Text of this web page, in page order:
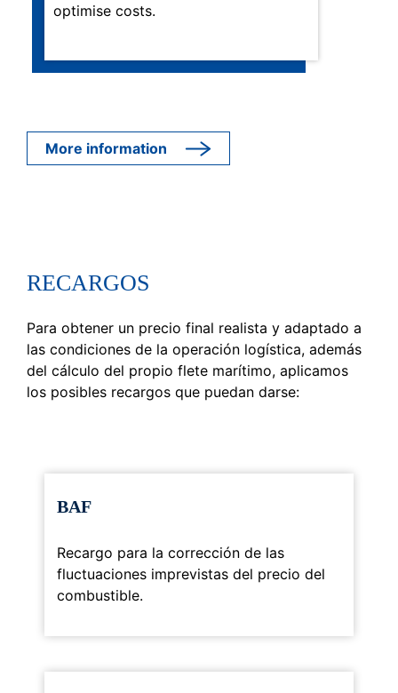
optimise costs.
More information
RECARGOS
Para obtener un precio final realista y adaptado a
las condiciones de la operación logística, además
del cálculo del propio flete marítimo, aplicamos
los posibles recargos que puedan darse:
BAF
Recargo para la corrección de las
fluctuaciones imprevistas del precio del
combustible.